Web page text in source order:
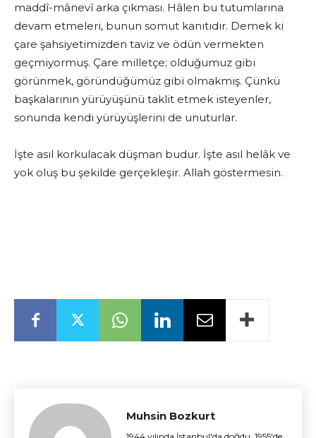
maddî-mânevî arka çıkması. Hâlen bu tutumlarına
devam etmeleri, bunun somut kanıtıdır. Demek ki
çare şahsiyetimizden taviz ve ödün vermekten
geçmiyormuş. Çare milletçe; olduğumuz gibi
görünmek, göründüğümüz gibi olmakmış. Çünkü
başkalarının yürüyüşünü taklit etmek isteyenler,
sonunda kendi yürüyüşlerini de unuturlar.
İşte asıl korkulacak düşman budur. İşte asıl helâk ve
yok oluş bu şekilde gerçekleşir. Allah göstermesin.
Muhsin Bozkurt